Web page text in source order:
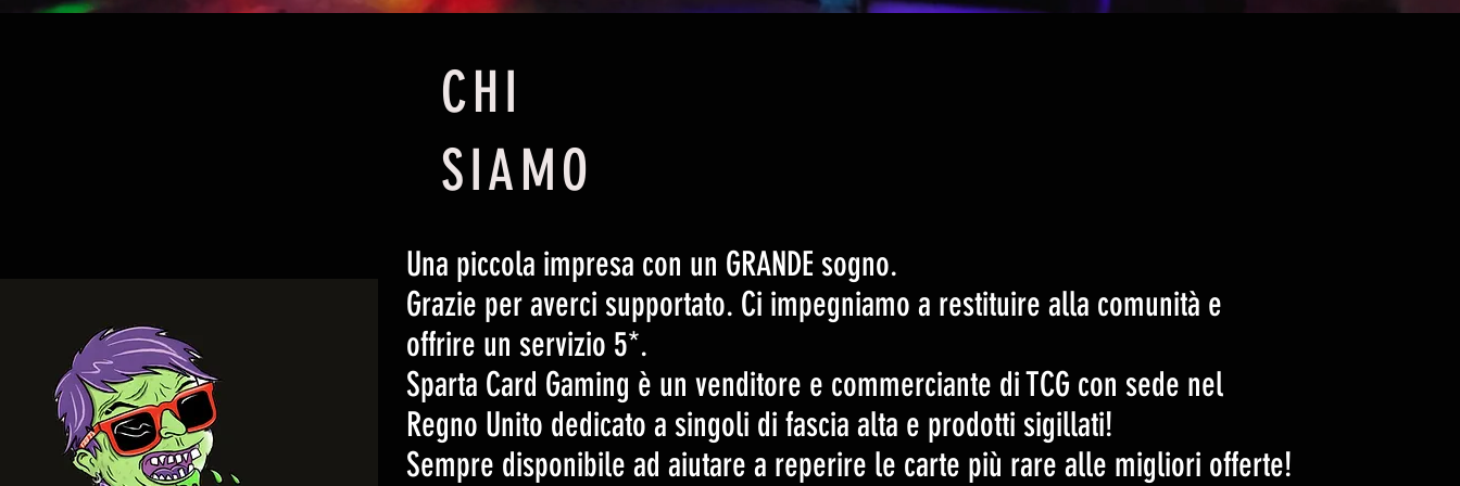
CHI
SIAMO
Una piccola impresa con un GRANDE sogno.
Grazie per averci supportato. Ci impegniamo a restituire alla comunità e
offrire un servizio 5*.
Sparta Card Gaming è un venditore e commerciante di TCG con sede nel
Regno Unito dedicato a singoli di fascia alta e prodotti sigillati!
Sempre disponibile ad aiutare a reperire le carte più rare alle migliori offerte!